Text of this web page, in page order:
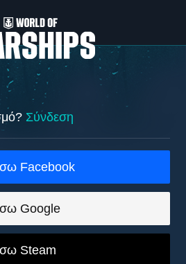
Σύνδεση
Facebook
Google
Steam